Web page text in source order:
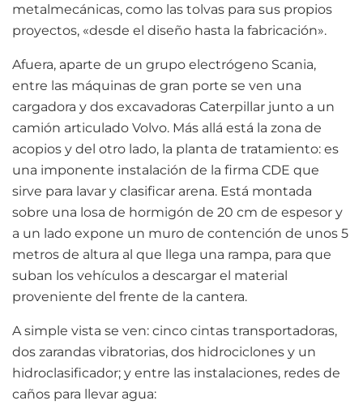
metalmecánicas, como las tolvas para sus propios
proyectos, «desde el diseño hasta la fabricación».
Afuera, aparte de un grupo electrógeno Scania,
entre las máquinas de gran porte se ven una
cargadora y dos excavadoras Caterpillar junto a un
camión articulado Volvo. Más allá está la zona de
acopios y del otro lado, la planta de tratamiento: es
una imponente instalación de la firma CDE que
sirve para lavar y clasificar arena. Está montada
sobre una losa de hormigón de 20 cm de espesor y
a un lado expone un muro de contención de unos 5
metros de altura al que llega una rampa, para que
suban los vehículos a descargar el material
proveniente del frente de la cantera.
A simple vista se ven: cinco cintas transportadoras,
dos zarandas vibratorias, dos hidrociclones y un
hidroclasificador; y entre las instalaciones, redes de
caños para llevar agua: